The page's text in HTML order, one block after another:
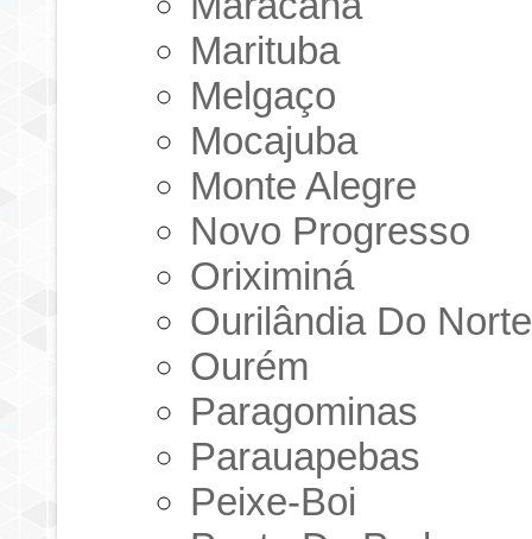
Marituba
Melgaço
Mocajuba
Monte Alegre
Novo Progresso
Oriximiná
Ourilândia Do Norte
Ourém
Paragominas
Parauapebas
Peixe-Boi